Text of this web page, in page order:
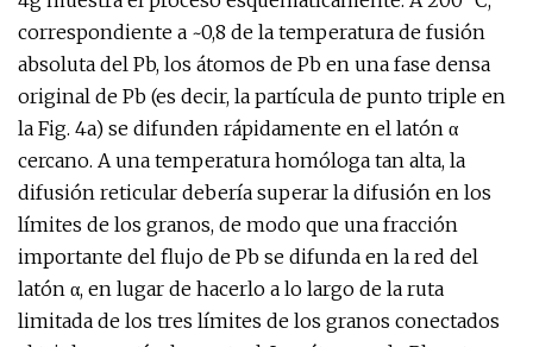
correspondiente a ~0,8 de la temperatura de fusión
absoluta del Pb, los átomos de Pb en una fase densa
original de Pb (es decir, la partícula de punto triple en
la Fig. 4a) se difunden rápidamente en el latón α
cercano. A una temperatura homóloga tan alta, la
difusión reticular debería superar la difusión en los
límites de los granos, de modo que una fracción
importante del flujo de Pb se difunda en la red del
latón α, en lugar de hacerlo a lo largo de la ruta
limitada de los tres límites de los granos conectados